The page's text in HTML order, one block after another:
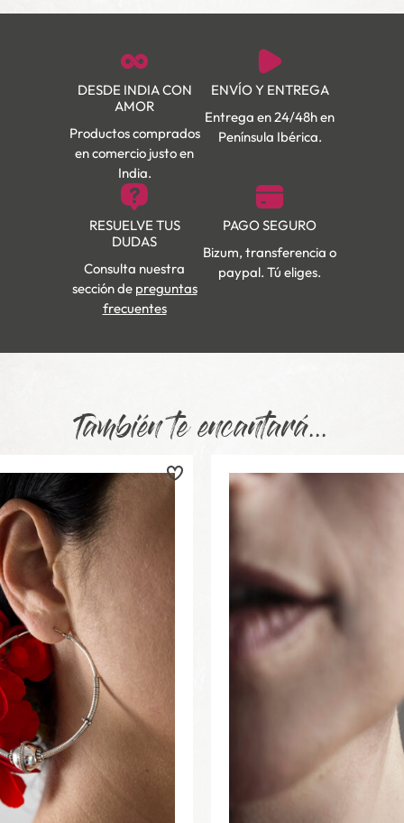
DESDE INDIA CON
AMOR
Productos comprados
en comercio justo en
India.
ENVÍO Y ENTREGA
Entrega en 24/48h en
Península Ibérica.
RESUELVE TUS
DUDAS
Consulta nuestra
sección de preguntas
frecuentes
PAGO SEGURO
Bizum, transferencia o
paypal. Tú eliges.
También te encantará...